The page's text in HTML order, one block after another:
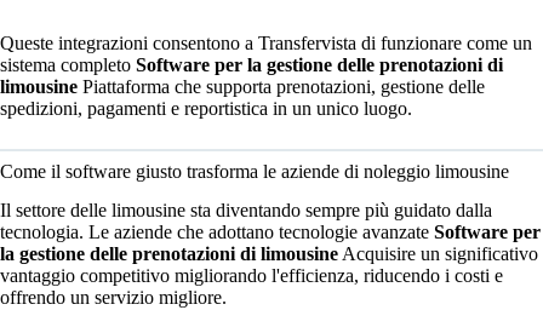
Queste integrazioni consentono a Transfervista di funzionare come un
sistema completo Software per la gestione delle prenotazioni di
limousine Piattaforma che supporta prenotazioni, gestione delle
spedizioni, pagamenti e reportistica in un unico luogo.
Come il software giusto trasforma le aziende di noleggio limousine
Il settore delle limousine sta diventando sempre più guidato dalla
tecnologia. Le aziende che adottano tecnologie avanzate Software per
la gestione delle prenotazioni di limousineAcquisire un significativo
vantaggio competitivo migliorando l'efficienza, riducendo i costi e
offrendo un servizio migliore.